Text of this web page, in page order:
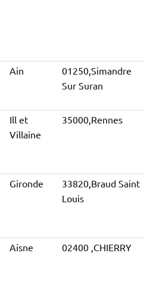
Ain
01250,Simandre
Sur Suran
Ill et
Villaine
35000,Rennes
Gironde
33820,Braud Saint
Louis
Aisne 02400 ,CHIERRY